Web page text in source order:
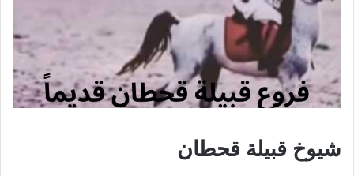
شيوخ قبيلة قحطان